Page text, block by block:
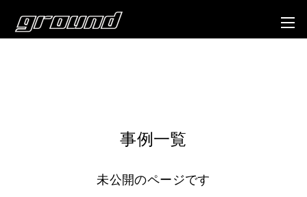
事例一覧
未公開のページです